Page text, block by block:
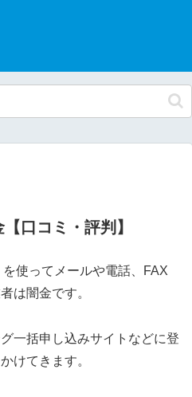
口コミ・評判】
使ってメールや電話、FAX
は闇金です。
一括申し込みサイトなどに登
けてきます。